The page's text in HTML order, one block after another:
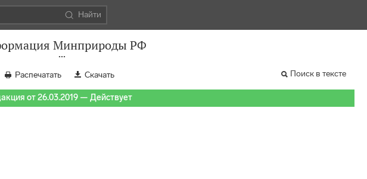
Найти
Минприроды РФ
Распечатать Скачать Поиск в тексте
от 26.03.2019 — Действует